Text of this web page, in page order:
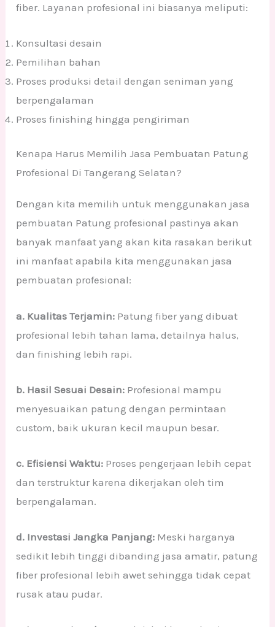
fiber. Layanan profesional ini biasanya meliputi:
Konsultasi desain
Pemilihan bahan
Proses produksi detail dengan seniman yang
berpengalaman
Proses finishing hingga pengiriman
Kenapa Harus Memilih Jasa Pembuatan Patung
Profesional Di Tangerang Selatan?
Dengan kita memilih untuk menggunakan jasa
pembuatan Patung profesional pastinya akan
banyak manfaat yang akan kita rasakan berikut
ini manfaat apabila kita menggunakan jasa
pembuatan profesional:
a. Kualitas Terjamin: Patung fiber yang dibuat
profesional lebih tahan lama, detailnya halus,
dan finishing lebih rapi.
b. Hasil Sesuai Desain: Profesional mampu
menyesuaikan patung dengan permintaan
custom, baik ukuran kecil maupun besar.
c. Efisiensi Waktu: Proses pengerjaan lebih cepat
dan terstruktur karena dikerjakan oleh tim
berpengalaman.
d. Investasi Jangka Panjang: Meski harganya
sedikit lebih tinggi dibanding jasa amatir, patung
fiber profesional lebih awet sehingga tidak cepat
rusak atau pudar.